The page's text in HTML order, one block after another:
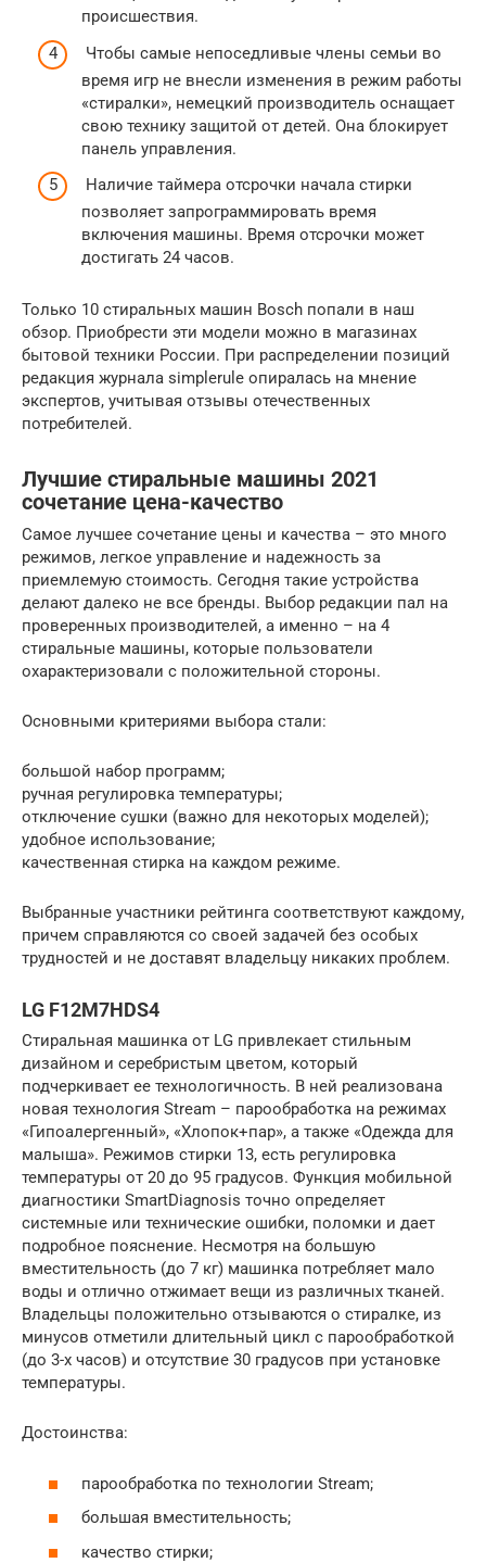
происшествия.
Чтобы самые непоседливые члены семьи во
время игр не внесли изменения в режим работы
«стиралки», немецкий производитель оснащает
свою технику защитой от детей. Она блокирует
панель управления.
Наличие таймера отсрочки начала стирки
позволяет запрограммировать время
включения машины. Время отсрочки может
достигать 24 часов.
Только 10 стиральных машин Bosch попали в наш
обзор. Приобрести эти модели можно в магазинах
бытовой техники России. При распределении позиций
редакция журнала simplerule опиралась на мнение
экспертов, учитывая отзывы отечественных
потребителей.
Лучшие стиральные машины 2021
сочетание цена-качество
Самое лучшее сочетание цены и качества – это много
режимов, легкое управление и надежность за
приемлемую стоимость. Сегодня такие устройства
делают далеко не все бренды. Выбор редакции пал на
проверенных производителей, а именно – на 4
стиральные машины, которые пользователи
охарактеризовали с положительной стороны.
Основными критериями выбора стали:
большой набор программ;
ручная регулировка температуры;
отключение сушки (важно для некоторых моделей);
удобное использование;
качественная стирка на каждом режиме.
Выбранные участники рейтинга соответствуют каждому,
причем справляются со своей задачей без особых
трудностей и не доставят владельцу никаких проблем.
LG F12M7HDS4
Стиральная машинка от LG привлекает стильным
дизайном и серебристым цветом, который
подчеркивает ее технологичность. В ней реализована
новая технология Stream – парообработка на режимах
«Гипоалергенный», «Хлопок+пар», а также «Одежда для
малыша». Режимов стирки 13, есть регулировка
температуры от 20 до 95 градусов. Функция мобильной
диагностики SmartDiagnosis точно определяет
системные или технические ошибки, поломки и дает
подробное пояснение. Несмотря на большую
вместительность (до 7 кг) машинка потребляет мало
воды и отлично отжимает вещи из различных тканей.
Владельцы положительно отзываются о стиралке, из
минусов отметили длительный цикл с парообработкой
(до 3-х часов) и отсутствие 30 градусов при установке
температуры.
Достоинства:
парообработка по технологии Stream;
большая вместительность;
качество стирки;